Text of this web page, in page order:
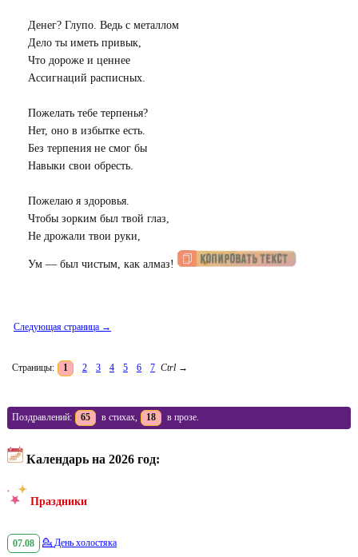
Денег? Глупо. Ведь с металлом
Дело ты иметь привык,
Что дороже и ценнее
Ассигнаций расписных.
Пожелать тебе терпенья?
Нет, оно в избытке есть.
Без терпения не смог бы
Навыки свои обресть.
Пожелаю я здоровья.
Чтобы зорким был твой глаз,
Не дрожали твои руки,
Ум — был чистым, как алмаз!
Следующая страница →
Страницы: 1 2 3 4 5 6 7 Ctrl →
Поздравлений: 65 в стихах, 18 в прозе.
Календарь на 2026 год:
Праздники
07.08 💁 День холостяка